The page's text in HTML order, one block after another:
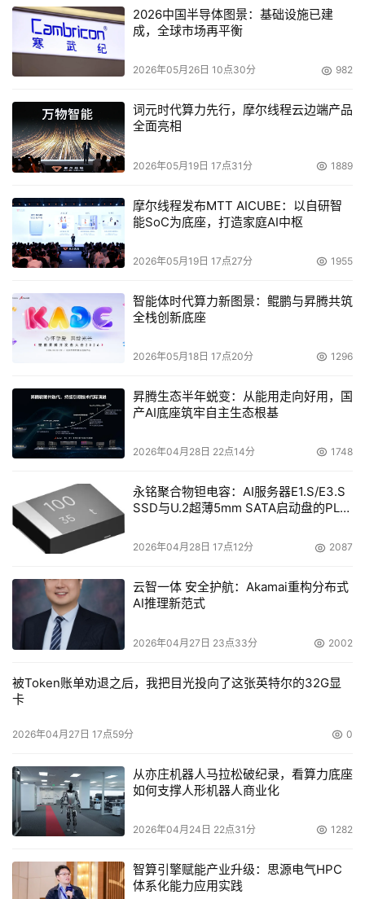
4.5T字节，可扩展到13.5T字节。CX3-20容量可以达到59T
字节，适用于规模较小的公司，或希望支持远程复制和工作
组的企业；CX3-40容量可达119T字节，适用于消息接发和
个磁盘驱动器，适合进行大型存储整合工作。
对于企业而言，战略的实施是一个渐进的过程，在每一
案，协助企业简化管理、随需扩展，在满足企业存储需求的
同时，降低企业的总体拥有成本。
本文来源于DOIT传媒，文章内容仅供参考，不构成投资建议。
2026中国半导体图景：基础设施已建
成，全球市场再平衡
2026年05月26日 10点30分 982
词元时代算力先行，摩尔线程云边端产品
全面亮相
2026年05月19日 17点31分 1889
摩尔线程发布MTT AICUBE：以自研智
能SoC为底座，打造家庭AI中枢
2026年05月19日 17点27分 1955
智能体时代算力新图景：鲲鹏与昇腾共筑
全栈创新底座
2026年05月18日 17点20分 1296
昇腾生态半年蜕变：从能用走向好用，国
产AI底座筑牢自主生态根基
2026年04月28日 22点14分 1748
永铭聚合物钽电容：AI服务器E1.S/E3.S
SSD与U.2超薄5mm SATA启动盘的PLP
2026年04月28日 17点12分 2087
云智一体 安全护航：Akamai重构分布式
AI推理新范式
2026年04月27日 23点33分 2002
被Token账单劝退之后，我把目光投向了这张英特尔的32G显
卡
2026年04月27日 17点59分 0
从亦庄机器人马拉松破纪录，看算力底座
如何支撑人形机器人商业化
2026年04月24日 22点31分 1282
智算引擎赋能产业升级：思源电气HPC
体系化能力应用实践